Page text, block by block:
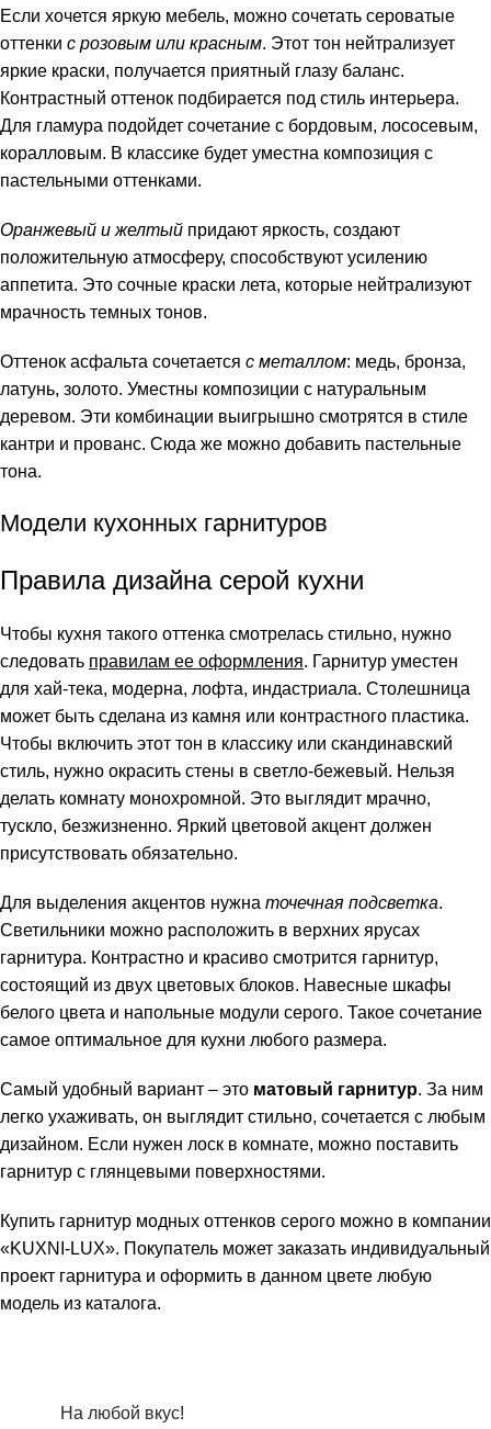
Если хочется яркую мебель, можно сочетать сероватые
оттенки с розовым или красным. Этот тон нейтрализует
яркие краски, получается приятный глазу баланс.
Контрастный оттенок подбирается под стиль интерьера.
Для гламура подойдет сочетание с бордовым, лососевым,
коралловым. В классике будет уместна композиция с
пастельными оттенками.
Оранжевый и желтый придают яркость, создают
положительную атмосферу, способствуют усилению
аппетита. Это сочные краски лета, которые нейтрализуют
мрачность темных тонов.
Оттенок асфальта сочетается с металлом: медь, бронза,
латунь, золото. Уместны композиции с натуральным
деревом. Эти комбинации выигрышно смотрятся в стиле
кантри и прованс. Сюда же можно добавить пастельные
тона.
Модели кухонных гарнитуров
Правила дизайна серой кухни
Чтобы кухня такого оттенка смотрелась стильно, нужно
следовать правилам ее оформления. Гарнитур уместен
для хай-тека, модерна, лофта, индастриала. Столешница
может быть сделана из камня или контрастного пластика.
Чтобы включить этот тон в классику или скандинавский
стиль, нужно окрасить стены в светло-бежевый. Нельзя
делать комнату монохромной. Это выглядит мрачно,
тускло, безжизненно. Яркий цветовой акцент должен
присутствовать обязательно.
Для выделения акцентов нужна точечная подсветка.
Светильники можно расположить в верхних ярусах
гарнитура. Контрастно и красиво смотрится гарнитур,
состоящий из двух цветовых блоков. Навесные шкафы
белого цвета и напольные модули серого. Такое сочетание
самое оптимальное для кухни любого размера.
Самый удобный вариант – это матовый гарнитур. За ним
легко ухаживать, он выглядит стильно, сочетается с любым
дизайном. Если нужен лоск в комнате, можно поставить
гарнитур с глянцевыми поверхностями.
Купить гарнитур модных оттенков серого можно в компании
«KUXNI-LUX». Покупатель может заказать индивидуальный
проект гарнитура и оформить в данном цвете любую
модель из каталога.
На любой вкус!